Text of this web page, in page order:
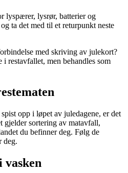
lyspærer, lysrør, batterier og
ta det med til et returpunkt neste
med skriving av julekort?
restavfallet, men behandles som
opp i løpet av juledagene, er det
gjelder sortering av matavfall,
du befinner deg. Følg de
deg.